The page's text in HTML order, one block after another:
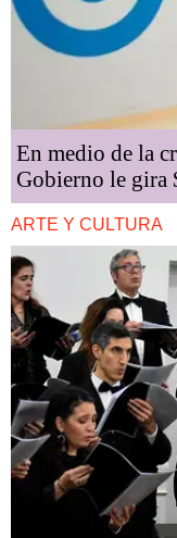
En medio de la
Gobierno le gira
ARTE Y CULTURA